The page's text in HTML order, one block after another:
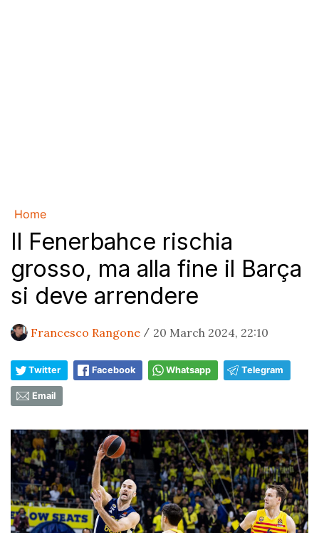
Home
Il Fenerbahce rischia
grosso, ma alla fine il Barça
si deve arrendere
Francesco Rangone / 20 March 2024, 22:10
Twitter Facebook Whatsapp Telegram
Email